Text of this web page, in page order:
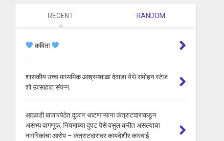
RECENT RANDOM
कविता
शासकीय उच्च माध्यमिक आश्रमशाळा देवाडा येथे संमोहन स्टेज
शो उत्साहात संपन्न.
आठवडी बाजारपेठेत दुकान थाटणाऱ्याना कंत्राटदाराकडून
असभ्य वागणूक, नियमाच्या दुपट पैसे वसुल करीत असल्याचा
नागरिकांचा आरोप – कंत्राटदारावर कायदेशीर कारवाई